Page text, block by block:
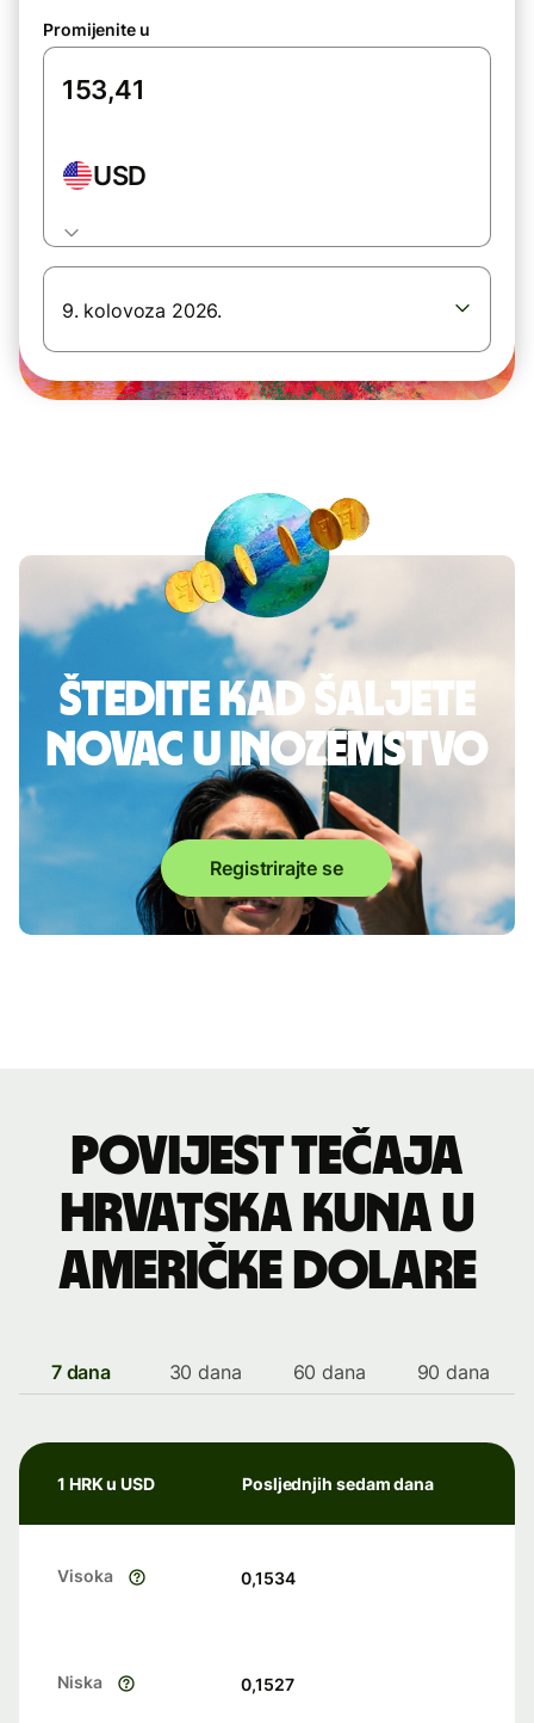
Promijenite u
USD
9. kolovoza 2026.
Štedite kad šaljete
novac u inozemstvo
Registrirajte se
Povijest tečaja
hrvatska kuna u
američke dolare
7 dana 30 dana 60 dana 90 dana
1 HRK u USD Posljednjih sedam dana
Visoka 0,1534
Niska 0,1527